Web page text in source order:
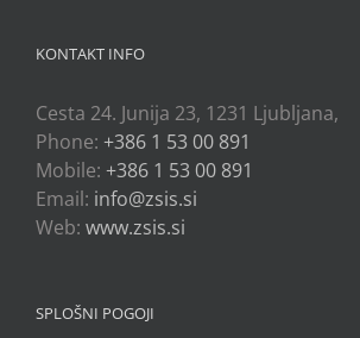
KONTAKT INFO
Cesta 24. Junija 23, 1231 Ljubljana,
Phone: +386 1 53 00 891
Mobile: +386 1 53 00 891
Email: info@zsis.si
Web: www.zsis.si
SPLOŠNI POGOJI